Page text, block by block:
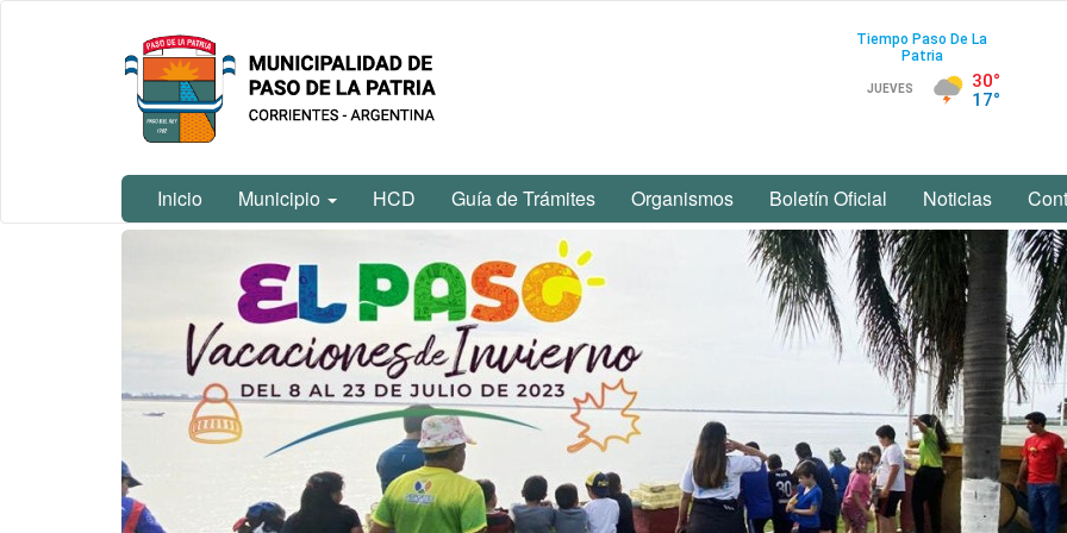
Municipalidad
de Paso De
La Patria
Inicio Municipio HCD Guía de Trámites Organismos Boletín Oficial Noticias
Contenido
principal